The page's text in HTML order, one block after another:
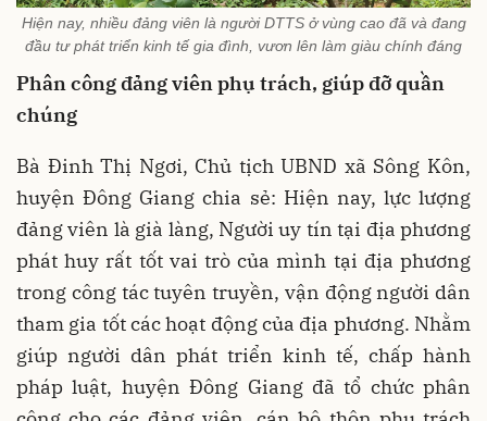
Hiện nay, nhiều đảng viên là người DTTS ở vùng cao đã và đang
đầu tư phát triển kinh tế gia đình, vươn lên làm giàu chính đáng
Phân công đảng viên phụ trách, giúp đỡ quần
chúng
Bà Đinh Thị Ngơi, Chủ tịch UBND xã Sông Kôn,
huyện Đông Giang chia sẻ: Hiện nay, lực lượng
đảng viên là già làng, Người uy tín tại địa phương
phát huy rất tốt vai trò của mình tại địa phương
trong công tác tuyên truyền, vận động người dân
tham gia tốt các hoạt động của địa phương. Nhằm
giúp người dân phát triển kinh tế, chấp hành
pháp luật, huyện Đông Giang đã tổ chức phân